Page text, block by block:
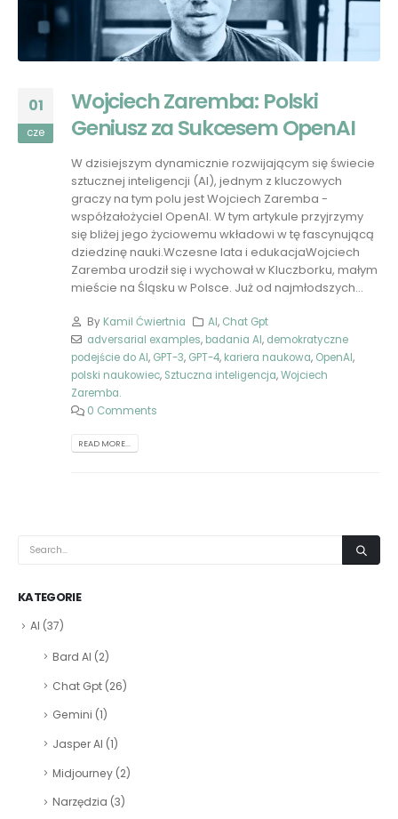
01
cze
Wojciech Zaremba: Polski
Geniusz za Sukcesem OpenAI
W dzisiejszym dynamicznie rozwijającym się świecie
sztucznej inteligencji (AI), jednym z kluczowych
graczy na tym polu jest Wojciech Zaremba -
współzałożyciel OpenAI. W tym artykule przyjrzymy
się bliżej jego życiowemu wkładowi w tę fascynującą
dziedzinę nauki.Wczesne lata i edukacjaWojciech
Zaremba urodził się i wychował w Kluczborku, małym
mieście na Śląsku w Polsce. Już od najmłodszych...
By Kamil Ćwiertnia AI, Chat Gpt
adversarial examples, badania AI, demokratyczne
podejście do AI, GPT-3, GPT-4, kariera naukowa, OpenAI,
polski naukowiec, Sztuczna inteligencja,Wojciech
Zaremba.
0 Comments
READ MORE...
KATEGORIE
AI (37)
Bard AI (2)
Chat Gpt (26)
Gemini (1)
Jasper AI (1)
Midjourney (2)
Narzędzia (3)